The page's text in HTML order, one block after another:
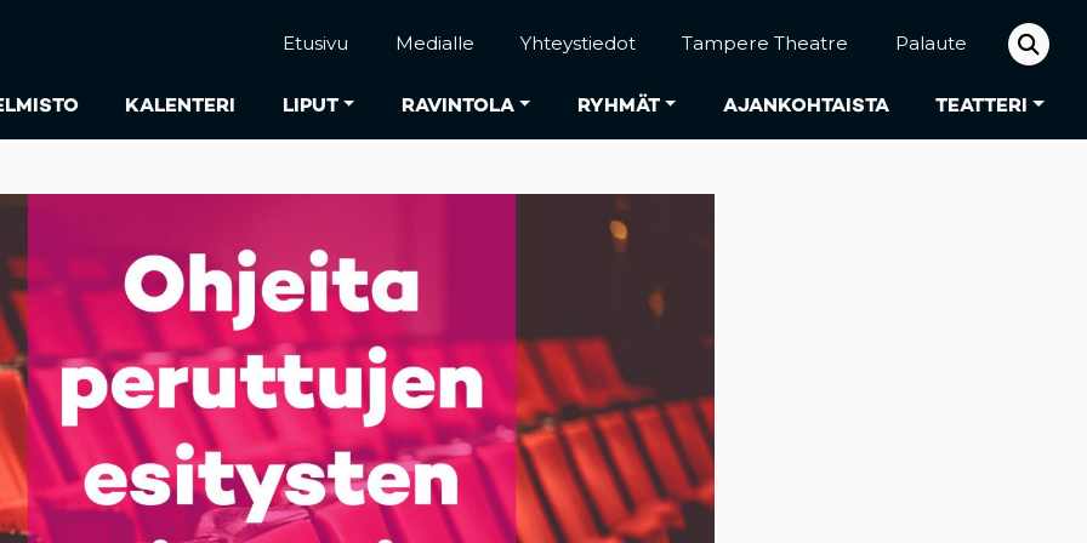
KALENTERI LIPUT RAVINTOLA RYHMÄT AJANKOHTAISTA TEATTERI
Etusivu Medialle Yhteystiedot Tampere Theatre Palaute